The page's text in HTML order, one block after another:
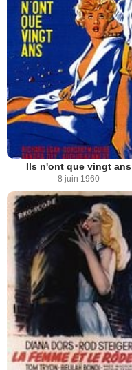
Ils n'ont que vingt ans
8 juin 1960